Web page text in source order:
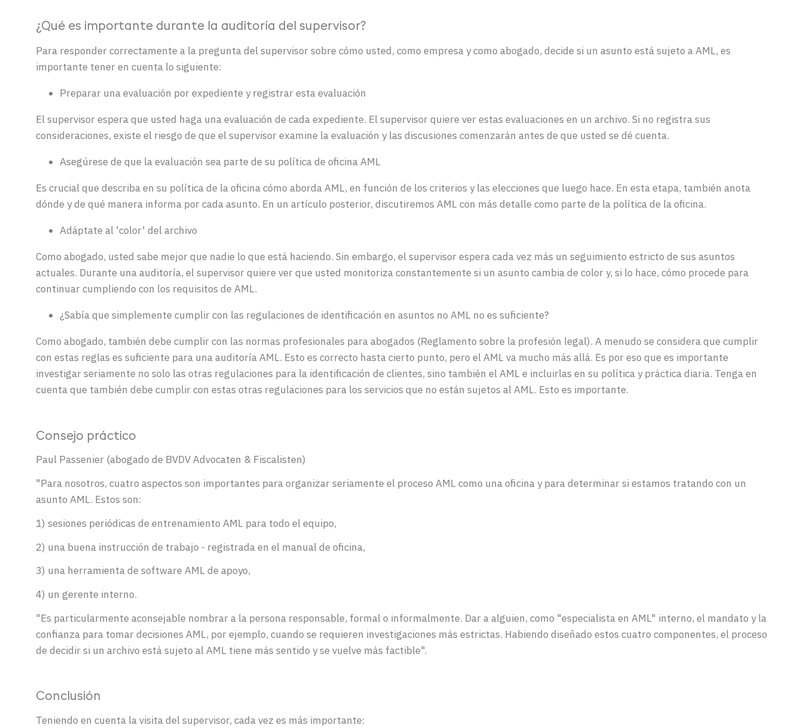
¿Qué es importante durante la auditoría del supervisor?
Para respondercorrectamente a la preguntadel supervisorsobre cómo usted, como empresa ycomo abogado, decide si un asunto estásujeto a AML, es
importante teneren cuenta lo siguiente:
Preparar unaevaluación porexpediente yregistrarestaevaluación
El supervisoresperaque usted haga unaevaluación de cadaexpediente. El supervisorquiere verestas evaluaciones en un archivo. Si no registrasus
consideraciones, existe el riesgo de que el supervisorexamine laevaluación y las discusiones comenzarán antes de que usted se dé cuenta.
Asegúrese de que laevaluación sea parte de su política de oficinaAML
Es crucialque describaen su política de laoficinacómo abordaAML, en función de los criterios y las elecciones que luego hace. En estaetapa, también anota
dónde y de qué manera informa porcadaasunto. En un artículo posterior, discutiremos AML con más detalle como parte de la política de laoficina.
Adáptate al 'color' delarchivo
Como abogado, usted sabe mejorque nadie lo que está haciendo. Sin embargo, el supervisoresperacadavez más un seguimiento estricto de sus asuntos
actuales. Durante unaauditoría, el supervisorquiere ver que usted monitorizaconstantemente si un asunto cambiade color y, si lo hace, cómo procede para
continuarcumpliendo con los requisitos de AML.
¿Sabíaque simplemente cumplircon las regulaciones de identificación en asuntos no AML no es suficiente?
Como abogado, también debe cumplircon las normas profesionales paraabogados (Reglamento sobre la profesión legal). A menudo se consideraque cumplir
con estas reglas es suficiente para unaauditoría AML. Esto es correcto hastacierto punto, pero el AML va mucho más allá. Es poreso que es importante
investigarseriamente no solo las otras regulaciones para la identificación de clientes, sino también el AML e incluirlas en su política y práctica diaria. Tengaen
cuentaque también debe cumplircon estas otras regulaciones para los servicios que no están sujetos al AML. Esto es importante.
Consejo práctico
Paul Passenier (abogado de BVDV Advocaten & Fiscalisten)
"Para nosotros, cuatro aspectos son importantes para organizar seriamente el proceso AML como una oficina y para determinar si estamos tratando con un
asunto AML. Estos son:
1) sesiones periódicas de entrenamiento AML para todo el equipo,
2) una buena instrucción de trabajo - registrada en el manual de oficina,
3) una herramienta de software AML de apoyo,
4) un gerente interno.
"Es particularmente aconsejable nombrara la persona responsable, formalo informalmente. Dar aalguien, como "especialistaen AML" interno, el mandato y la
confianza para tomardecisiones AML, porejemplo, cuando se requieren investigaciones más estrictas. Habiendo diseñado estos cuatro componentes, el proceso
de decidirsi un archivo estásujeto al AML tiene más sentido y se vuelve más factible".
Conclusión
Teniendo en cuenta la visita del supervisor, cada vez es más importante: